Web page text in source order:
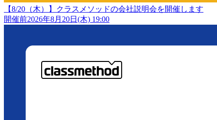
【8/20（木）】クラスメソッドの会社説明会を開催します
開催前2026年8月20日(木) 19:00